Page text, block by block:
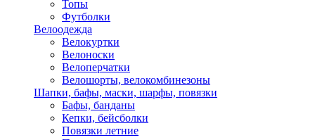
Топы
Футболки
Велоодежда
Велокуртки
Велоноски
Велоперчатки
Велошорты, велокомбинезоны
Шапки, бафы, маски, шарфы, повязки
Бафы, банданы
Кепки, бейсболки
Повязки летние